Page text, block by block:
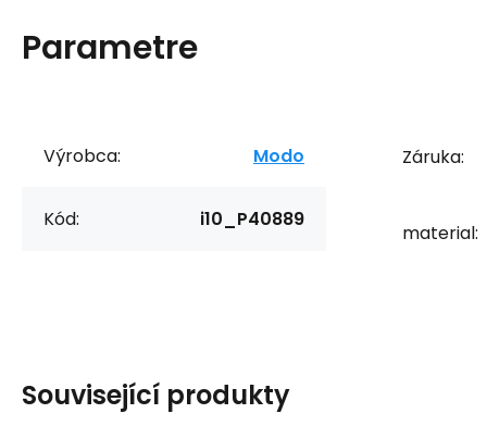
Parametre
Výrobca: Modo
Kód: i10_P40889
Záruka:
material:
Související produkty